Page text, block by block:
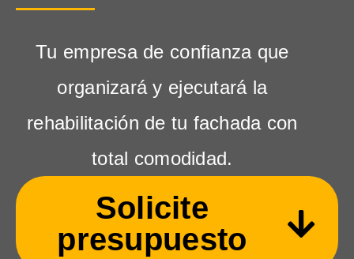
Tu empresa de confianza que
organizará y ejecutará la
rehabilitación de tu fachada con
total comodidad.
Solicite
presupuesto